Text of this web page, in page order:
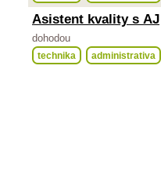
Asistent kvality s AJ
dohodou
technika administrativa